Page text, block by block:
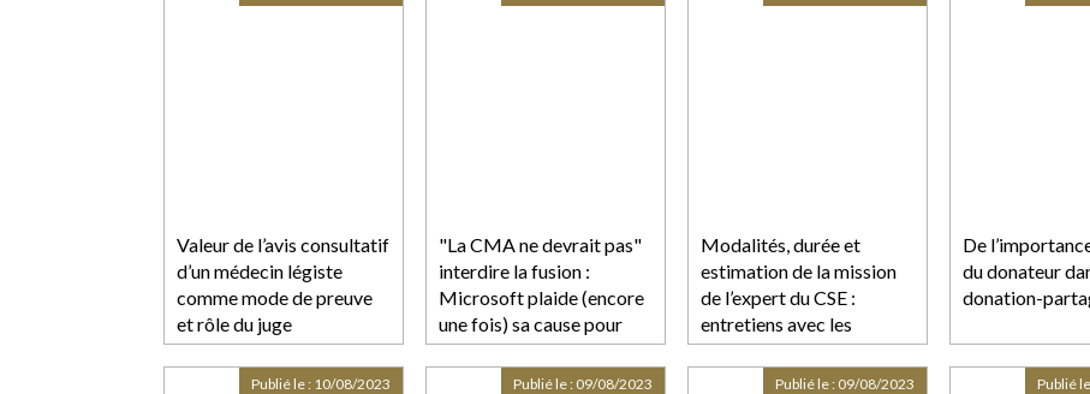
Valeur de l’avis consultatif
d’un médecin légiste
comme mode de preuve
et rôle du juge
"La CMA ne devrait pas"
interdire la fusion :
Microsoft plaide (encore
une fois) sa cause pour
l’acquisition d’Activision-
Modalités, durée et
estimation de la mission
de l’expert du CSE :
entretiens avec les
salariés ?
De
du donateur
donation-
Publié le : 10/08/2023 Publié le : 09/08/2023 Publié le : 09/08/2023 Publié